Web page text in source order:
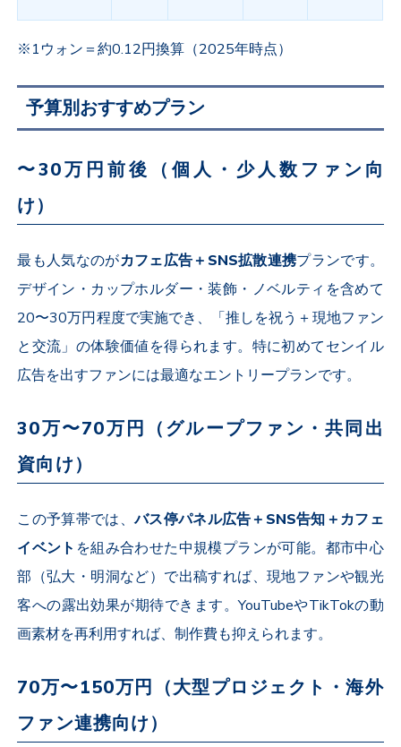
※1ウォン＝約0.12円換算（2025年時点）
予算別おすすめプラン
〜30万円前後（個人・少人数ファン向
け）
最も人気なのがカフェ広告＋ SNS拡散連携プランです。
デザイン・カップホルダー・装飾・ノベルティを含めて
20〜30万円程度で実施でき、「推しを祝う＋現地ファン
と交流」の体験価値を得られます。特に初めてセンイル
広告を出すファンには最適なエントリープランです。
30万〜70万円（グループファン・共同出
資向け）
この予算帯では、バス停パネル広告＋ SNS告知＋カフェ
イベント を組み合わせた中規模プランが可能。都市中心
部（弘大・明洞など）で出稿すれば、現地ファンや観光
客への露出効果が期待できます。YouTubeやTikTokの動
画素材を再利用すれば、制作費も抑えられます。
70万〜150万円（大型プロジェクト・海外
ファン連携向け）